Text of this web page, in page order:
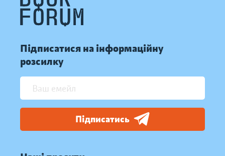
Підписатися на інформаційну
розсилку
Підписатись